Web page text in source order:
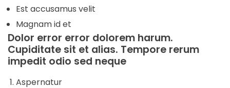
Est accusamus velit
Magnam id et
Dolor error error dolorem harum.
Cupiditate sit et alias. Tempore rerum
impedit odio sed neque
Aspernatur